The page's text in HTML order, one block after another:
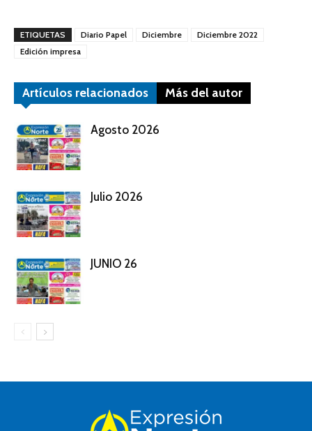
ETIQUETAS Diario Papel Diciembre
Diciembre 2022
Edición impresa
Artículos relacionados Más del autor
Agosto 2026
Julio 2026
JUNIO 26